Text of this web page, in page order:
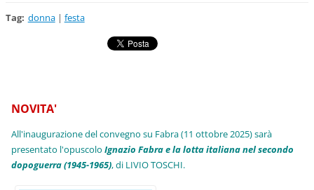
Tag: donna | festa
NOVITA'
All'inaugurazione del convegno su Fabra (11 ottobre 2025) sarà
presentato l'opuscoloIgnazio Fabra e la lotta italiana nel secondo
dopoguerra (1945-1965), di LIVIO TOSCHI.